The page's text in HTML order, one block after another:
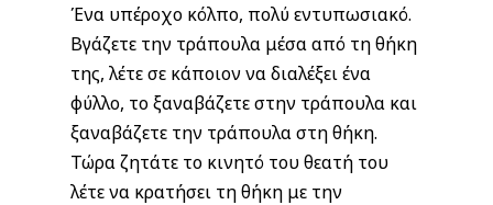
Ένα υπέροχο κόλπο, πολύ εντυπωσιακό.
Βγάζετε την τράπουλα μέσα από τη θήκη
της, λέτε σε κάποιον να διαλέξει ένα
φύλλο, το ξαναβάζετε στην τράπουλα και
ξαναβάζετε την τράπουλα στη θήκη.
Τώρα ζητάτε το κινητό του θεατή του
λέτε να κρατήσει τη θήκη με την